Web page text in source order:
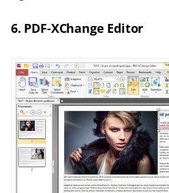
6. PDF-XChange Editor